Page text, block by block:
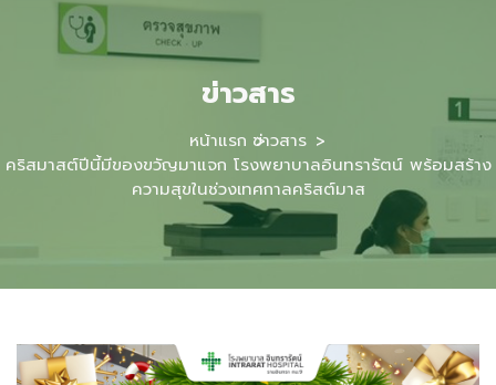
ข่าวสาร
หน้าแรก ข่าวสาร
คริสมาสต์ปีนี้มีของขวัญมาแจก โรงพยาบาลอินทรารัตน์ พร้อมสร้าง
ความสุขในช่วงเทศกาลคริสต์มาส